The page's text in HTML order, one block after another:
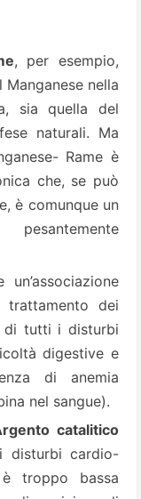
, per esempio,
nella
sia quella del
naturali. Ma
Rame è
che, se può
è comunque un
trattamento dei
di tutti i disturbi
digestive e
di anemia
nel sangue).
catalitico
disturbi cardio-
troppo bassa